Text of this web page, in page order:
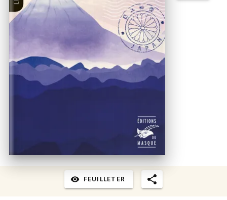
visibility FEUILLETER